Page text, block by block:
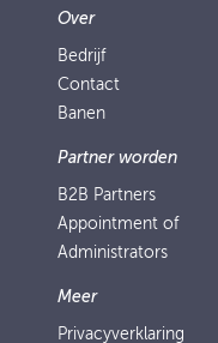
Over
Bedrijf
Contact
Banen
Partner worden
B2B Partners
Appointment of
Administrators
Meer
Privacyverklaring